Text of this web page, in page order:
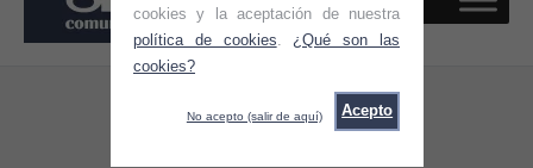
cookies y la aceptación de nuestra
política de cookies
¿Qué son las
cookies?
Acepto
No acepto (salir de aquí)
Archives: